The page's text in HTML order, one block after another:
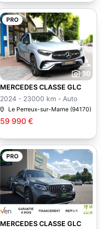
PRO
30
59 990 €
MERCEDES CLASSE GLC
2024 - 23000 km - Auto
Le Perreux-sur-Marne (94170)
PRO
28
MERCEDES CLASSE GLC